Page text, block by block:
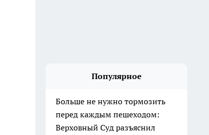
Популярное
Больше не нужно тормозить
перед каждым пешеходом:
Верховный Суд разъяснил